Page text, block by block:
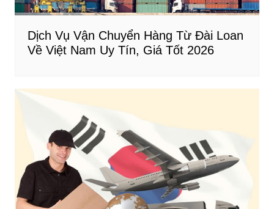
Dịch Vụ Vận Chuyển Hàng Từ Đài Loan
Về Việt Nam Uy Tín, Giá Tốt 2026